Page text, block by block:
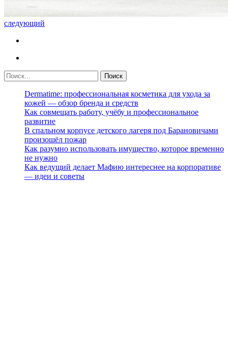
следующий
Dermatime: профессиональная косметика для ухода за
кожей — обзор бренда и средств
Как совмещать работу, учёбу и профессиональное
развитие
В спальном корпусе детского лагеря под Барановичами
произошёл пожар
Как разумно использовать имущество, которое временно
не нужно
Как ведущий делает Мафию интереснее на корпоративе
— идеи и советы